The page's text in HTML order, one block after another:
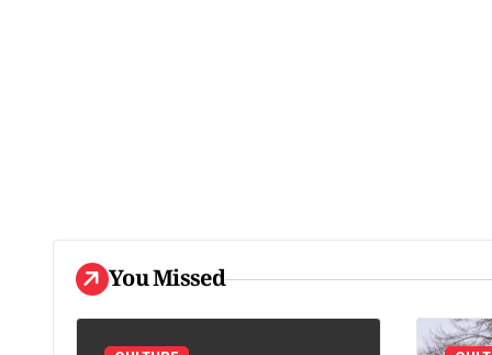
You Missed